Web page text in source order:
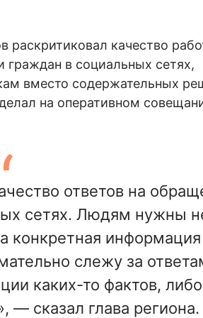
раскритиковал качество
граждан в социальных сетях,
вместо содержательных
на оперативном
ответов на
сетях. Людям нужны
конкретная
слежу за
каких-то фактов,
— сказал глава региона.